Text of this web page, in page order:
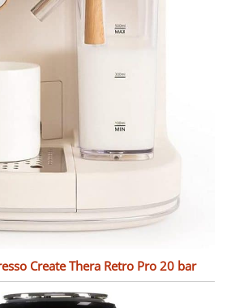
Create Thera Retro Pro 20 bar